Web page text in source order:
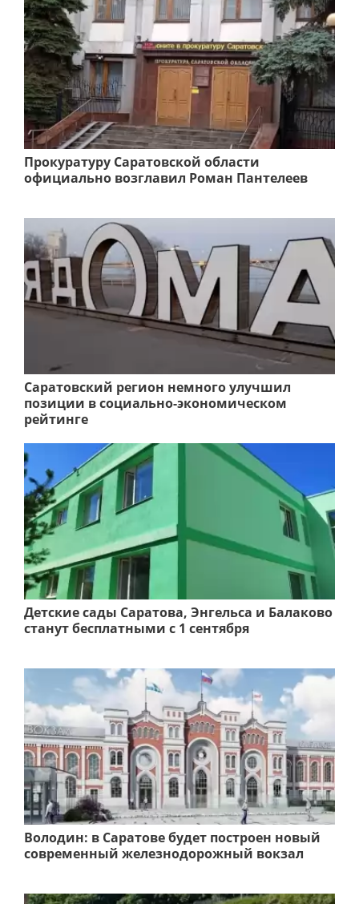
Прокуратуру Саратовской области
официально возглавил Роман Пантелеев
Саратовский регион немного улучшил
позиции в социально-экономическом
рейтинге
Детские сады Саратова, Энгельса и Балаково
станут бесплатными с 1 сентября
Володин: в Саратове будет построен новый
современный железнодорожный вокзал